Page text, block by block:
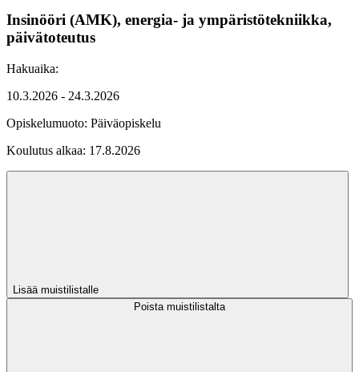
Insinööri (AMK), energia- ja ympäristötekniikka,
päivätoteutus
Hakuaika:
10.3.2026 - 24.3.2026
Opiskelumuoto: Päiväopiskelu
Koulutus alkaa: 17.8.2026
Lisää muistilistalle
Poista muistilistalta